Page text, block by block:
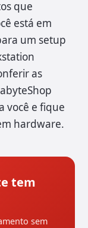
que
está em
um setup
as
você e fique
hardware.
tem
sem